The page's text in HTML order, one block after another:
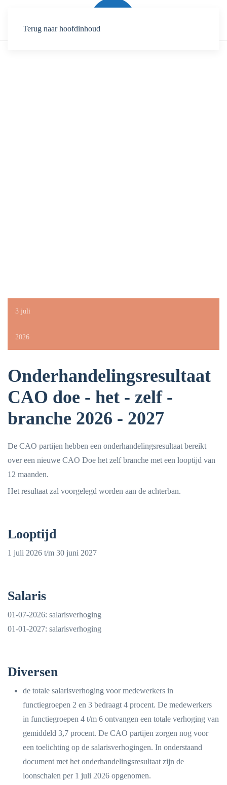
Terug naar hoofdinhoud
3 juli
2026
Onderhandelingsresultaat
CAO doe - het - zelf -
branche 2026 - 2027
De CAO partijen hebben een onderhandelingsresultaat bereikt
over een nieuwe CAO Doe het zelf branche met een looptijd van
12 maanden.
Het resultaat zal voorgelegd worden aan de achterban.
Looptijd
1 juli 2026 t/m 30 juni 2027
Salaris
01-07-2026: salarisverhoging
01-01-2027: salarisverhoging
Diversen
de totale salarisverhoging voor medewerkers in
functiegroepen 2 en 3 bedraagt 4 procent. De medewerkers
in functiegroepen 4 t/m 6 ontvangen een totale verhoging van
gemiddeld 3,7 procent. De CAO partijen zorgen nog voor
een toelichting op de salarisverhogingen. In onderstaand
document met het onderhandelingsresultaat zijn de
loonschalen per 1 juli 2026 opgenomen.